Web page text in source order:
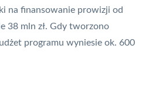
na finansowanie prowizji od
38 mln zł. Gdy tworzono
programu wyniesie ok. 600